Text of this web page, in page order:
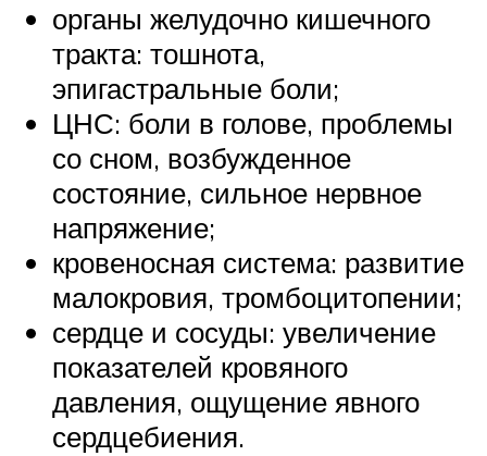
органы желудочно кишечного
тракта: тошнота,
эпигастральные боли;
ЦНС: боли в голове, проблемы
со сном, возбужденное
состояние, сильное нервное
напряжение;
кровеносная система: развитие
малокровия, тромбоцитопении;
сердце и сосуды: увеличение
показателей кровяного
давления, ощущение явного
сердцебиения.